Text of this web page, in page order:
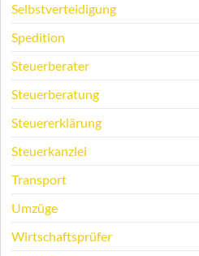
Selbstverteidigung
Spedition
Steuerberater
Steuerberatung
Steuererklärung
Steuerkanzlei
Transport
Umzüge
Wirtschaftsprüfer